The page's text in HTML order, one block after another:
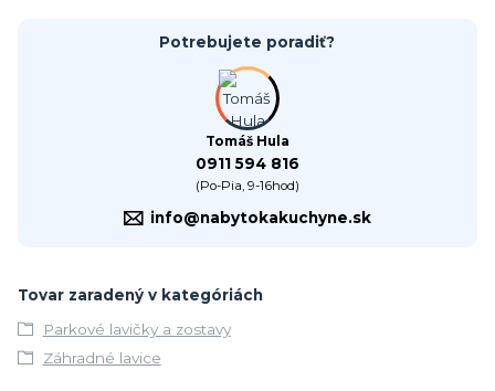
Potrebujete poradiť?
Tomáš Hula
0911 594 816
(Po-Pia, 9-16hod)
info@nabytokakuchyne.sk
Tovar zaradený v kategóriách
Parkové lavičky a zostavy
Záhradné lavice